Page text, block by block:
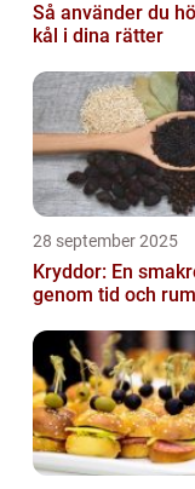
Så använder du
kål i dina rätter
28 september 2025
Kryddor: En
genom tid och rum